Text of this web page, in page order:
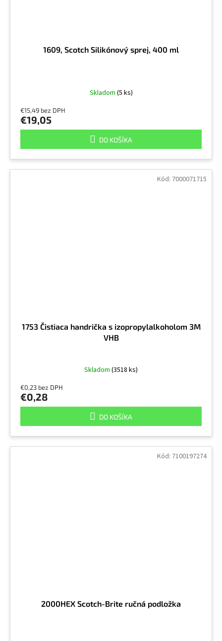
1609, Scotch Silikónový sprej, 400 ml
Skladom (5 ks)
€15,49 bez DPH
€19,05
DO KOŠÍKA
1753 Čistiaca handrička s izopropylalkoholom 3M
VHB
Skladom (3518 ks)
€0,23 bez DPH
€0,28
DO KOŠÍKA
Kód: 7000071715
2000HEX Scotch-Brite ručná podložka
Kód: 7100197274